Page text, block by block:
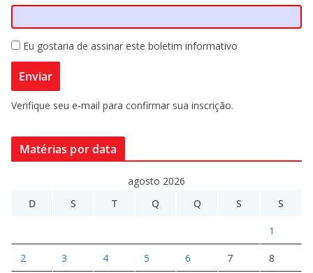
Eu gostaria de assinar este boletim informativo
Verifique seu e-mail para confirmar sua inscrição.
Matérias por data
agosto 2026
D
S T Q Q S S
1
2 3 4 5 6 7 8